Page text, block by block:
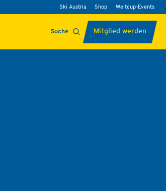
Ski Austria Shop Weltcup-Events
Suche Mitglied werden